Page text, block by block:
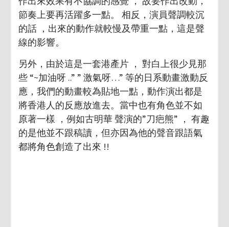
節奏上要再活躍多一點。 相反，演員聲調較沉
的話 ，出來的動作就較慢及帶重一點，這是聲
線的影響。
另外，由於這是一套港產片 ， 對白上很少見那
些 “~加油呀 ..” ” 激氣呀…” 等的日系動畫激動反
應，我們的動畫較為貼地一點，動作演出都是
將香港人的反應放進去。當中也有角色並不如
原著一樣 ，例如古明華 聲演的”刀疤熊” ， 有趣
的是他並不跟稿讀，但亦因為他的聲音跟語氣
都將角色創造了出來 !!